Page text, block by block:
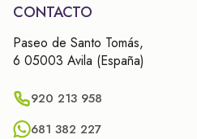
CONTACTO
Paseo de Santo Tomás,
6 05003 Avila (España)
920 213 958
681 382 227